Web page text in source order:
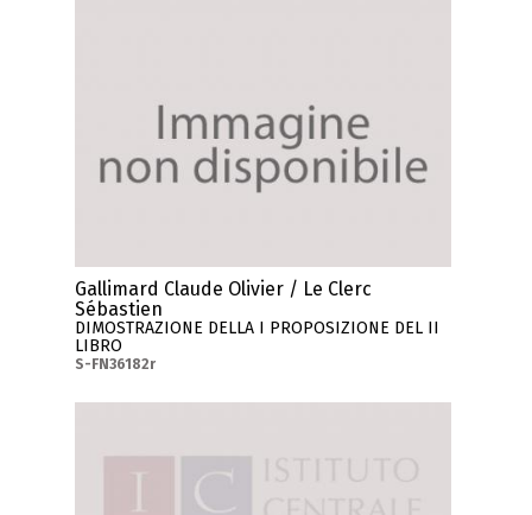
Gallimard Claude Olivier / Le Clerc
Sébastien
DIMOSTRAZIONE DELLA I PROPOSIZIONE DEL II
LIBRO
S-FN36182r